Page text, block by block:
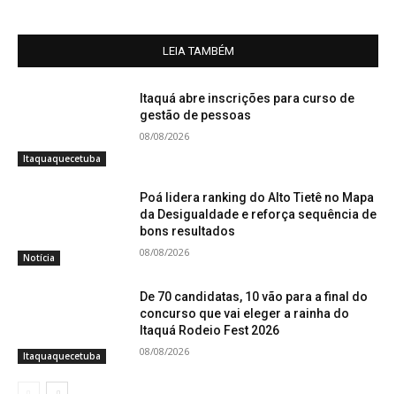
LEIA TAMBÉM
Itaquaquecetuba
Itaquá abre inscrições para curso de
gestão de pessoas
08/08/2026
Notícia
Poá lidera ranking do Alto Tietê no Mapa
da Desigualdade e reforça sequência de
bons resultados
08/08/2026
Itaquaquecetuba
De 70 candidatas, 10 vão para a final do
concurso que vai eleger a rainha do
Itaquá Rodeio Fest 2026
08/08/2026